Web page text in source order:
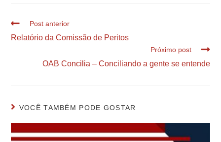
Post anterior
Relatório da Comissão de Peritos
Próximo post
OAB Concilia – Conciliando a gente se entende
VOCÊ TAMBÉM PODE GOSTAR